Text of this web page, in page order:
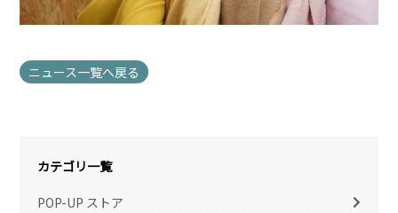
ニュース一覧へ戻る
カテゴリ一覧
POP-UP ストア